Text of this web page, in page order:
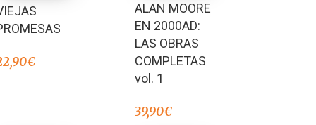
€
ALAN MOORE
EN 2000AD:
LAS OBRAS
COMPLETAS
vol. 1
39,90€